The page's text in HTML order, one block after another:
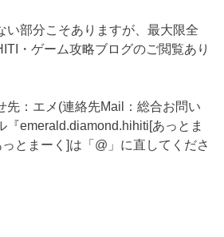
い部分こそありますが、最大限全
・ゲーム攻略ブログのご閲覧あり
先：エメ(連絡先Mail：総合お問い
『emerald.diamond.hihiti[あっとま
とまーく]は「@」に直してくださ